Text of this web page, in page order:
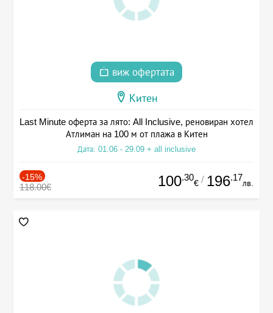
виж офертата
Китен
Last Minute оферта за лято: All Inclusive, реновиран хотел
Атлиман на 100 м от плажа в Китен
Дата: 01.06 - 29.09 + all inclusive
-15%
118.00€ 100.30
€ / 196.17
лв.